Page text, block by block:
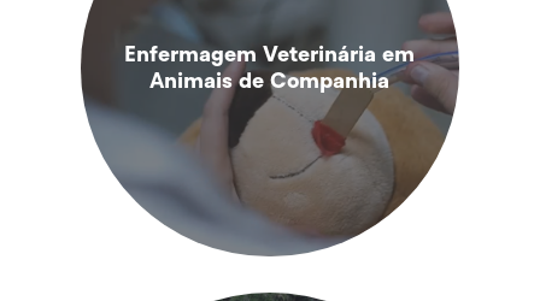
Enfermagem Veterinária em
Animais de Companhia